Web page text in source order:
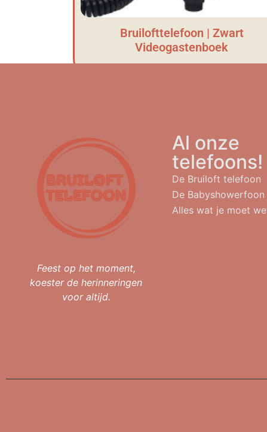
Bruilofttelefoon | Zwart
Videogastenboek
Feest op het moment,
koester de herinneringen
voor altijd.
Al onze
telefoons!
De Bruiloft telefoon
De Babyshowerfoon
Alles wat je moet